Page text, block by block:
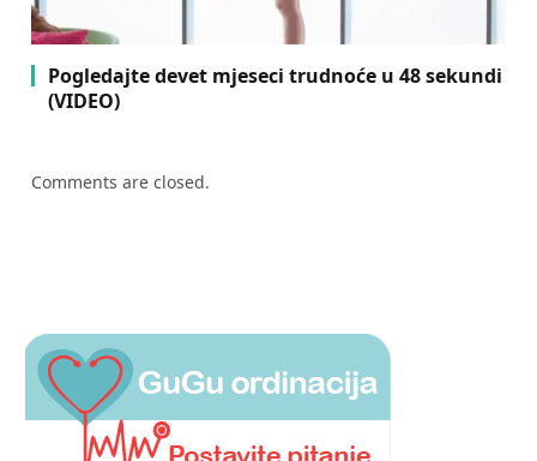
Pogledajte devet mjeseci trudnoće u 48 sekundi
(VIDEO)
Comments are closed.